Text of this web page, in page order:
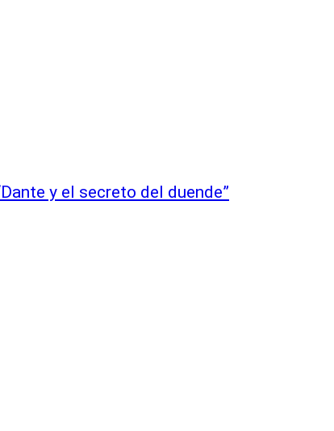
y el secreto del duende”